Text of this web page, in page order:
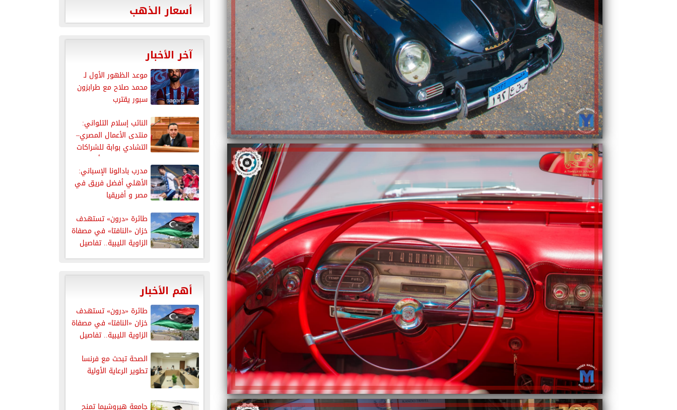
أسعار الذهب
آخر الأخبار
موعد الظهور الأول لـ
محمد صلاح مع طرابزون
سبور يقترب
النائب إسلام التلواني:
منتدى الأعمال المصري–
التشادي بوابة للشراكات
الاقتصادية في أفريقيا
مدرب بادالونا الإسباني:
الأهلي أفضل فريق في
مصر و أفريقيا
طائرة «درون» تستهدف
خزان «النافتا» في مصفاة
الزاوية الليبية.. تفاصيل
أهم الأخبار
طائرة «درون» تستهدف
خزان «النافتا» في مصفاة
الزاوية الليبية.. تفاصيل
الصحة تبحث مع فرنسا
تطوير الرعاية الأولية
جامعة هيروشيما تمنح